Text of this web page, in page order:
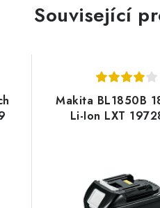
Související
Makita BL1850B
Li-Ion LXT